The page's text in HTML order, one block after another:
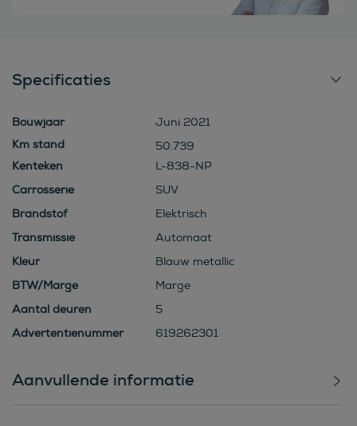
Specificaties
Bouwjaar
Juni 2021
50.739
Kenteken
L-838-NP
Carrosserie
SUV
Brandstof
Elektrisch
Transmissie
Automaat
Kleur
Blauw metallic
BTW/Marge
Marge
Aantal deuren
5
Advertentienummer
619262301
Aanvullende informatie